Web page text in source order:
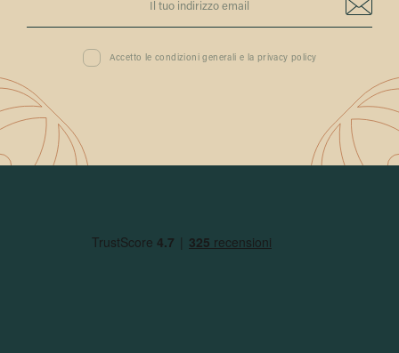
Accetto le condizioni generali e la privacy policy